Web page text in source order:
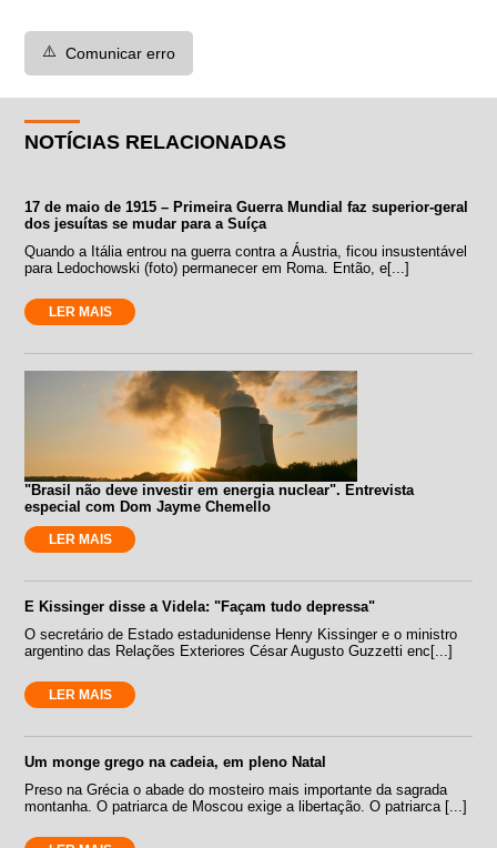
⚠️ Comunicar erro
NOTÍCIAS RELACIONADAS
17 de maio de 1915 – Primeira Guerra Mundial faz superior-geral
dos jesuítas se mudar para a Suíça
Quando a Itália entrou na guerra contra a Áustria, ficou insustentável
para Ledochowski (foto) permanecer em Roma. Então, e[...]
LER MAIS
"Brasil não deve investir em energia nuclear". Entrevista
especial com Dom Jayme Chemello
LER MAIS
E Kissinger disse a Videla: "Façam tudo depressa"
O secretário de Estado estadunidense Henry Kissinger e o ministro
argentino das Relações Exteriores César Augusto Guzzetti enc[...]
LER MAIS
Um monge grego na cadeia, em pleno Natal
Preso na Grécia o abade do mosteiro mais importante da sagrada
montanha. O patriarca de Moscou exige a libertação. O patriarca [...]